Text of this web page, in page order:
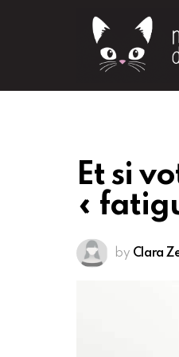
Et si
«
by Clara